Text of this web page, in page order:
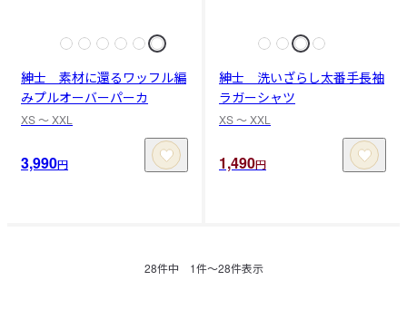
紳士 素材に還るワッフル編
みプルオーバーパーカ
XS 〜 XXL
3,990円
紳士 洗いざらし太番手長袖
ラガーシャツ
XS 〜 XXL
1,490円
28件中 1件〜28件表示